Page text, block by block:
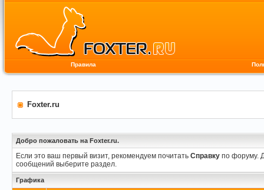
Правила
Foxter.ru
Добро пожаловать на Foxter.ru.
Если это ваш первый визит, рекомендуем почитать Справку по форуму.
сообщений выберите раздел.
Графика